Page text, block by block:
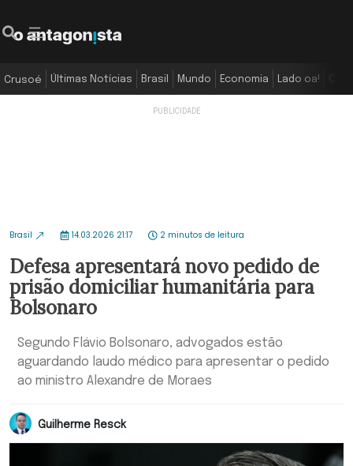
Crusoé Últimas Notícias Brasil Mundo Economia Lado oa!
Brasil 14.03.2026 21:17 2 minutos de leitura
Defesa apresentará novo pedido de
prisão domiciliar humanitária para
Bolsonaro
Segundo Flávio Bolsonaro, advogados estão
aguardando laudo médico para apresentar o pedido
ao ministro Alexandre de Moraes
Guilherme Resck